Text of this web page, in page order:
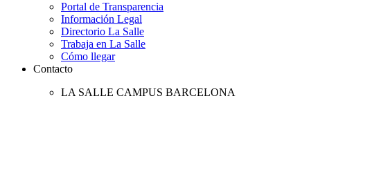
Portal de Transparencia
Información Legal
Directorio La Salle
Trabaja en La Salle
Cómo llegar
Contacto
LA SALLE CAMPUS BARCELONA